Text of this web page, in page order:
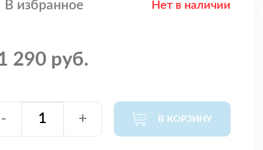
В избранное Нет в наличии
290 руб.
- + В КОРЗИНУ